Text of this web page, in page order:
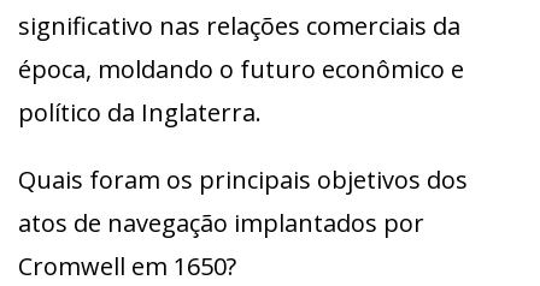
significativo nas relações comerciais da
época, moldando o futuro econômico e
político da Inglaterra.
Quais foram os principais objetivos dos
atos de navegação implantados por
Cromwell em 1650?